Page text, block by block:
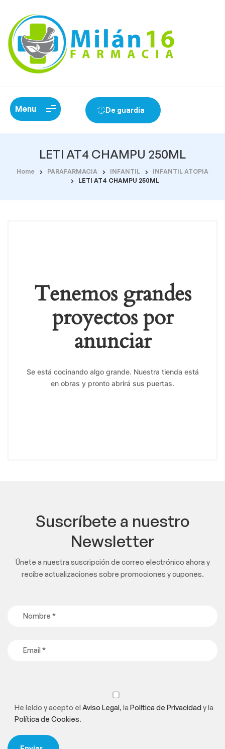
Menu De guardia
LETI AT4 CHAMPU 250ML
Home PARAFARMACIA INFANTIL
INFANTIL ATOPIA
LETI AT4 CHAMPU 250ML
Tenemos grandes
proyectos por
anunciar
Se está cocinando algo grande. Nuestra tienda está
en obras y pronto abrirá sus puertas.
Suscríbete a nuestro
Newsletter
Únete a nuestra suscripción de correo electrónico ahora y
recibe actualizaciones sobre promociones y cupones.
He leído y acepto el Aviso Legal, la Política de Privacidady la
Política de Cookies.